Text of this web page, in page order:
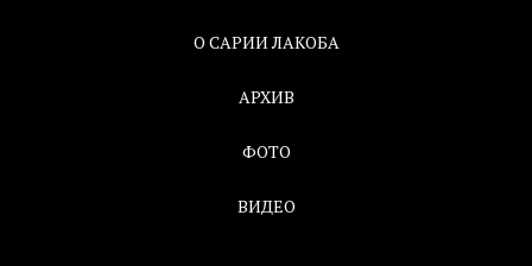
О САРИИ ЛАКОБА
АРХИВ
ФОТО
ВИДЕО